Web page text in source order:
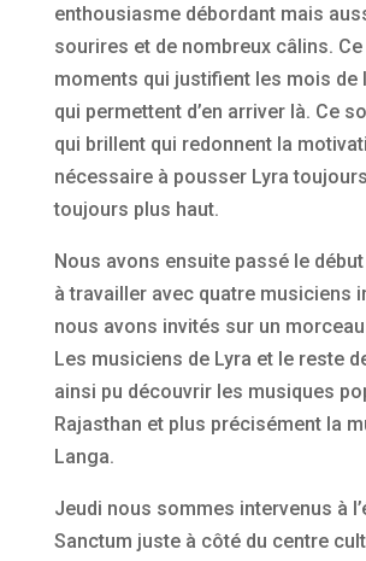
enthousiasme débordant mais
sourires et de nombreux câlins.
moments qui justifient les mois de
qui permettent d’en arriver là. Ce
qui brillent qui redonnent la
nécessaire à pousser Lyra
toujours plus haut.
Nous avons ensuite passé le
à travailler avec quatre musiciens
nous avons invités sur un
Les musiciens de Lyra et le reste
ainsi pu découvrir les musiques
Rajasthan et plus précisément la
Langa.
Jeudi nous sommes intervenus à
Sanctum juste à côté du centre